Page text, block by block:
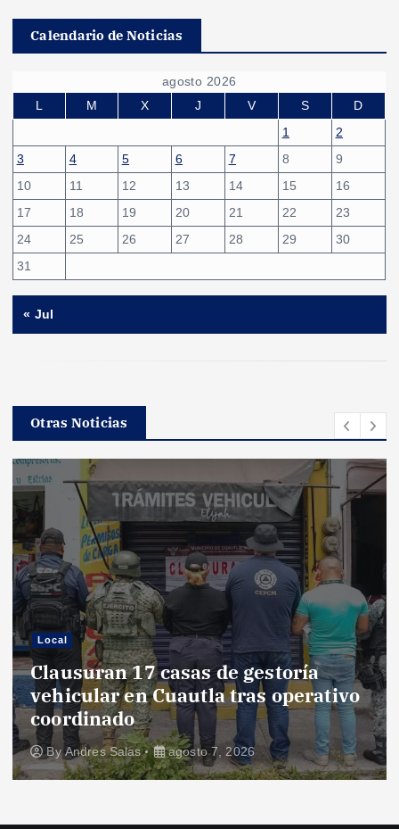
Calendario de Noticias
agosto 2026
L
M X J V S
D
1
2
3
4 5 6 7 8
9
10
11 12 13 14 15
16
17
18 19 20 21 22
23
24
25 26 27 28 29
30
31
« Jul
Otras Noticias
Local
Clausuran 17 casas de gestoría
vehicular en Cuautla tras operativo
coordinado
ByAndres Salas agosto 7, 2026